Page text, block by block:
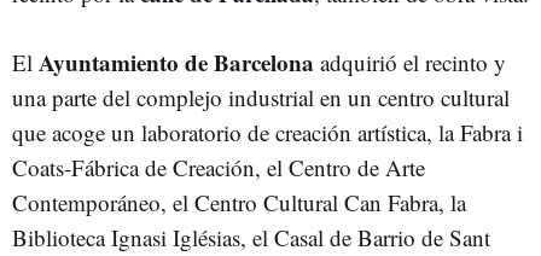
El Ayuntamiento de Barcelona adquirió el recinto y
una parte del complejo industrial en un centro cultural
que acoge un laboratorio de creación artística, la Fabra i
Coats-Fábrica de Creación, el Centro de Arte
Contemporáneo, el Centro Cultural Can Fabra, la
Biblioteca Ignasi Iglésias, el Casal de Barrio de Sant